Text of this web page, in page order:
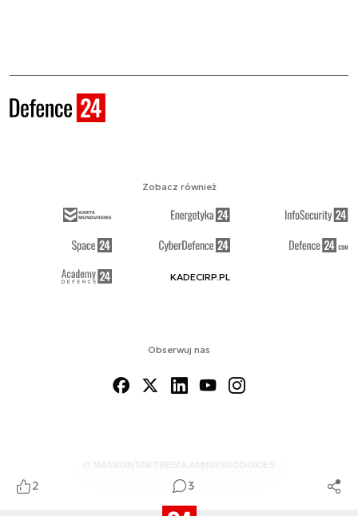
2 3
Obserwuj nas
O NAS KONTAKTREGULAMINRSS COOKIES
Zobacz również
KADECIRP.PL